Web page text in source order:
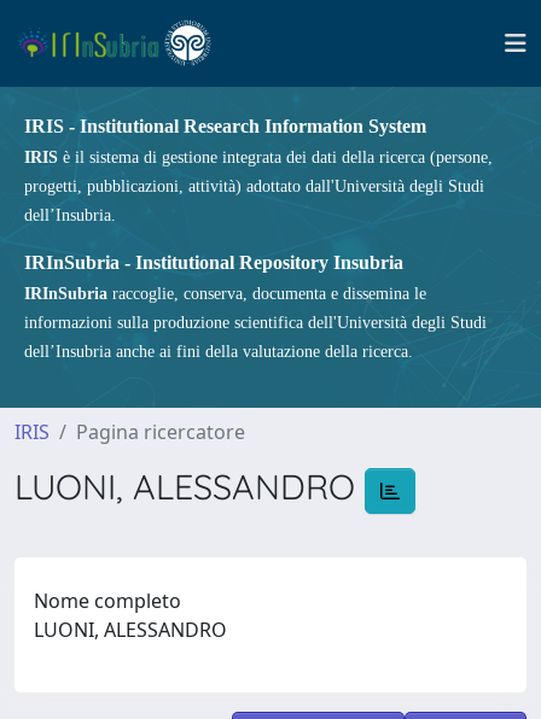
IRIS - Institutional Research Information System
IRIS è il sistema di gestione integrata dei dati della ricerca (persone,
progetti, pubblicazioni, attività) adottato dall'Università degli Studi
dell’Insubria.
IRInSubria - Institutional Repository Insubria
IRInSubria raccoglie, conserva, documenta e dissemina le
informazioni sulla produzione scientifica dell'Università degli Studi
dell’Insubria anche ai fini della valutazione della ricerca.
IRIS Pagina ricercatore
LUONI, ALESSANDRO
Nome completo
LUONI, ALESSANDRO